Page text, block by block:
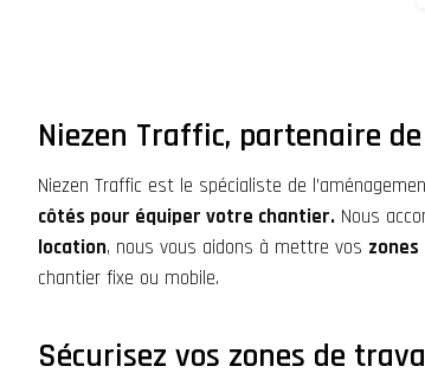
Niezen Traffic, partenaire
Niezen Traffic est le spécialiste de
côtés pour équiper votre chantier. Nous
location, nous vous aidons à mettre vos
chantier fixe ou mobile.
Sécurisez vos zones de